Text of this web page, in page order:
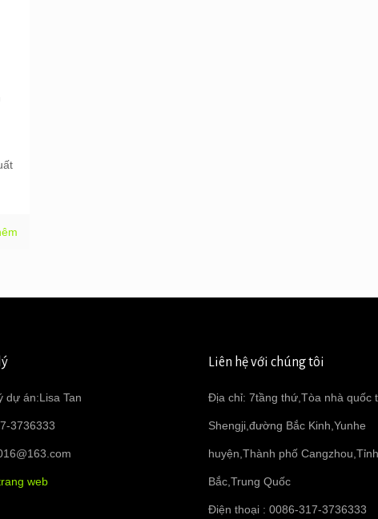
dự án:Lisa Tan
3736333
web
Liên hệ với chúng tôi
Địa chỉ: 7tầng thứ,Tòa nhà quốc
Shengji,đường Bắc Kinh,Yunhe
huyện,Thành phố
Bắc,Trung Quốc
Điện thoại : 0086-317-3736333